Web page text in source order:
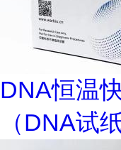
DNA恒温
（DNA试